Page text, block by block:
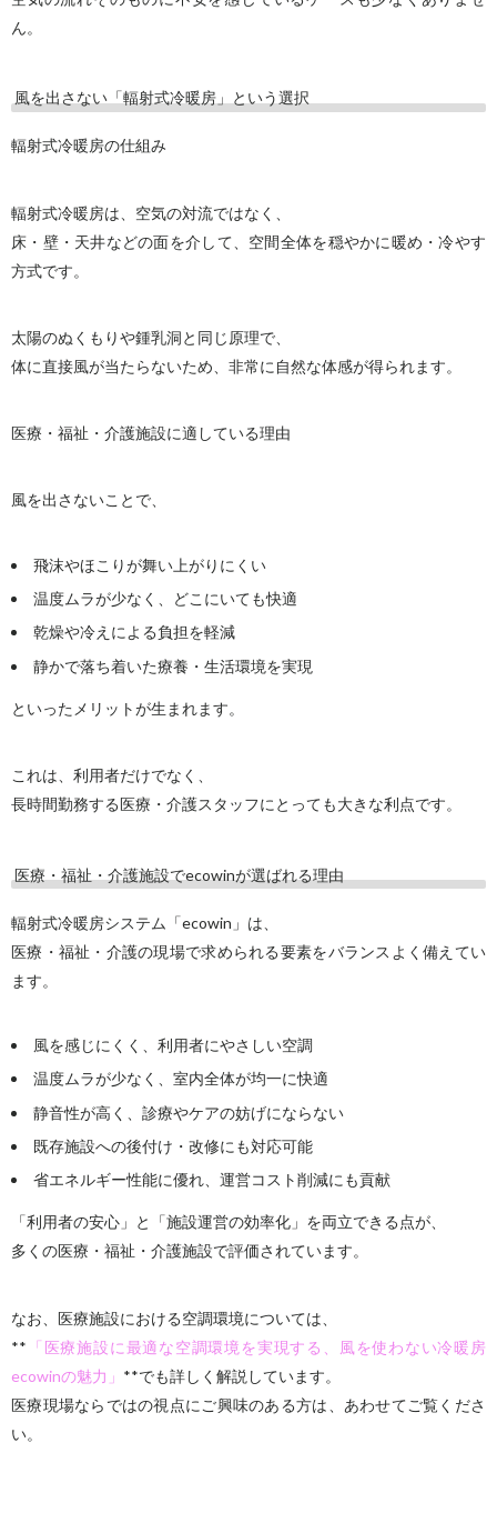
ん。
風を出さない「輻射式冷暖房」という選択
輻射式冷暖房の仕組み
輻射式冷暖房は、空気の対流ではなく、
床・壁・天井などの面を介して、空間全体を穏やかに暖め・冷やす
方式です。
太陽のぬくもりや鍾乳洞と同じ原理で、
体に直接風が当たらないため、非常に自然な体感が得られます。
医療・福祉・介護施設に適している理由
風を出さないことで、
飛沫やほこりが舞い上がりにくい
温度ムラが少なく、どこにいても快適
乾燥や冷えによる負担を軽減
静かで落ち着いた療養・生活環境を実現
といったメリットが生まれます。
これは、利用者だけでなく、
長時間勤務する医療・介護スタッフにとっても大きな利点です。
医療・福祉・介護施設でecowinが選ばれる理由
輻射式冷暖房システム「ecowin」は、
医療・福祉・介護の現場で求められる要素をバランスよく備えてい
ます。
風を感じにくく、利用者にやさしい空調
温度ムラが少なく、室内全体が均一に快適
静音性が高く、診療やケアの妨げにならない
既存施設への後付け・改修にも対応可能
省エネルギー性能に優れ、運営コスト削減にも貢献
「利用者の安心」と「施設運営の効率化」を両立できる点が、
多くの医療・福祉・介護施設で評価されています。
なお、医療施設における空調環境については、
** 「医療施設に最適な空調環境を実現する、風を使わない冷暖房
ecowinの魅力」 **でも詳しく解説しています。
医療現場ならではの視点にご興味のある方は、あわせてご覧くださ
い。